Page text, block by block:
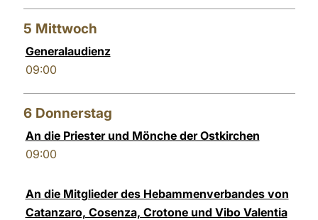
5 Mittwoch
Generalaudienz
09:00
6 Donnerstag
An die Priester und Mönche der Ostkirchen
09:00
An die Mitglieder des Hebammenverbandes von
Catanzaro, Cosenza, Crotone und Vibo Valentia